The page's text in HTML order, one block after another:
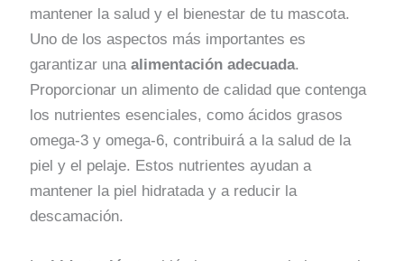
mantener la salud y el bienestar de tu mascota.
Uno de los aspectos más importantes es
garantizar unaalimentación adecuada.
Proporcionar un alimento de calidad que contenga
los nutrientes esenciales, como ácidos grasos
omega-3 y omega-6, contribuirá a la salud de la
piel y el pelaje. Estos nutrientes ayudan a
mantener la piel hidratada y a reducir la
descamación.